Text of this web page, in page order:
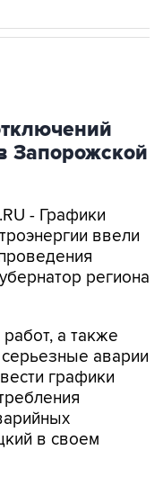
Запорожской
- Графики
ввели
региона
а также
аварии
графики
в своем